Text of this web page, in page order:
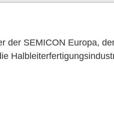
der SEMICON Europa,